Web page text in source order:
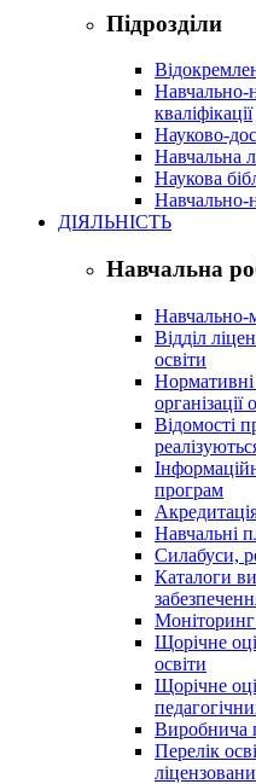
Підрозділи
Навчально-
кваліфікації
Науково-
Навчальна
Наукова
Навчально-
ДІЯЛЬНІСТЬ
Навчальна
Навчально-
Відділ
освіти
Відомості
програм
Навчальні
Силабуси,
Каталоги
Моніторинг
Щорічне
освіти
Щорічне
Виробнича
Перелік